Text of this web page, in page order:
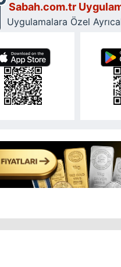
Sabah.com.tr
Uygulamalara Özel